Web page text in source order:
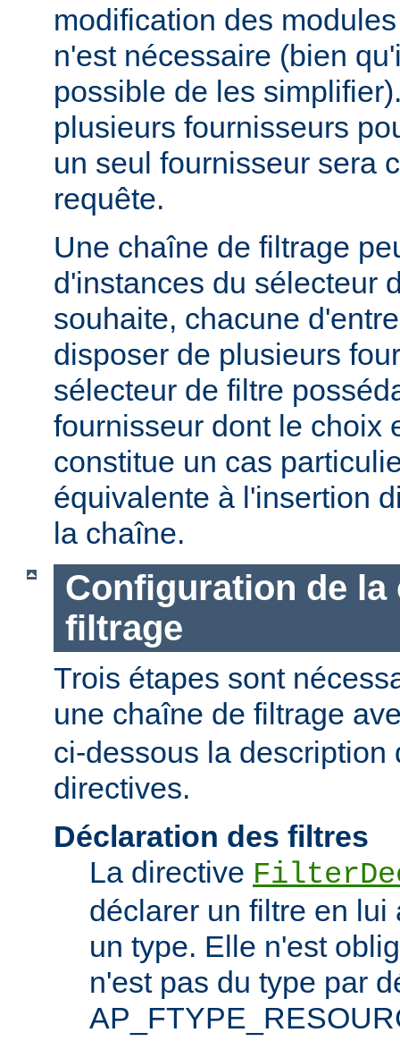
modification des
n'est nécessaire (bien
possible de les
plusieurs fournisseurs
un seul fournisseur sera
requête.
Une chaîne de filtrage
d'instances du sélecteur
souhaite, chacune
disposer de plusieurs
sélecteur de filtre
fournisseur dont le choix
constitue un cas
équivalente à l'insertion
la chaîne.
Configuration de la
filtrage
Trois étapes sont
une chaîne de filtrage
ci-dessous la description
directives.
Déclaration des filtres
La directive
déclarer un filtre en
un type. Elle n'est
n'est pas du type par